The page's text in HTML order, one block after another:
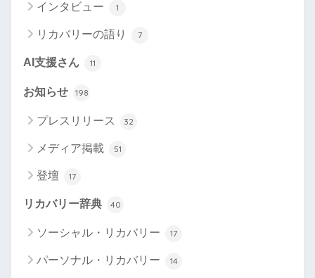
インタビュー 1
リカバリーの語り 7
AI支援さん 11
お知らせ 198
プレスリリース 32
メディア掲載 51
登壇 17
リカバリー辞典 40
ソーシャル・リカバリー 17
パーソナル・リカバリー 14